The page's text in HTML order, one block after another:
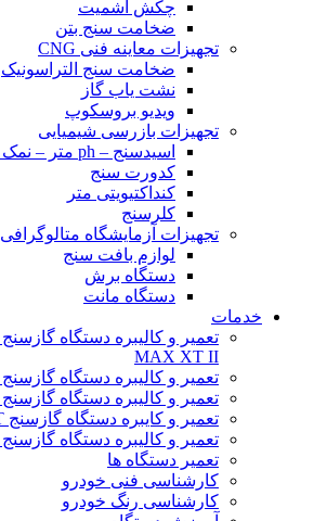
چکش اشمیت
ضخامت سنج بتن
تجهیزات معاینه فنی CNG
ضخامت سنج التراسونیک
نشت یاب گاز
ویدیو بروسکوپ
تجهیزات بازرسی شیمیایی
اسیدسنج – ph متر – نمک سنج
کدورت سنج
کنداکتیویتی متر
کلرسنج
تجهیزات آزمایشگاه متالوگرافی
لوازم بافت سنج
دستگاه برش
دستگاه مانت
خدمات
MAX XT II
تعمیر و کالیبره دستگاه گازسنج BW MICRO5
تعمیر و کالیبره دستگاه گازسنج ToxiRAE3
تعمیر و کایبره دستگاه گازسنج IMPULS XT
تعمیر و کالیبره دستگاه گازسنج BW CLIP
تعمیر دستگاه ها
کارشناسی فنی خودرو
کارشناسی رنگ خودرو